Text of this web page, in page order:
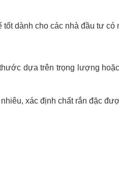
tốt dành cho các nhà đầu tư
dựa trên trọng lượng
xác định chất rắn đặc